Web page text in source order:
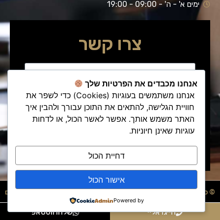
brightness_low ניגודיות כהה
את
האפשרויות
ימים א' - ה' - 09:00 - 19:00
צרו קשר
שלח/י פנייתך
© כל הזכויות שמורות - עו"ד דוד סול בניית אתרים
חייגו אליי שלחו ווטסאפ
אנחנו מכבדים את הפרטיות שלך
אנחנו משתמשים בעוגיות (Cookies) כדי לשפר את
חוויית הגלישה, להתאים את התוכן עבורך ולהבין איך
האתר משמש אותך. אפשר לאשר הכול, או לדחות
עוגיות שאינן חיוניות.
דחיית הכול
אישור הכול
Powered by